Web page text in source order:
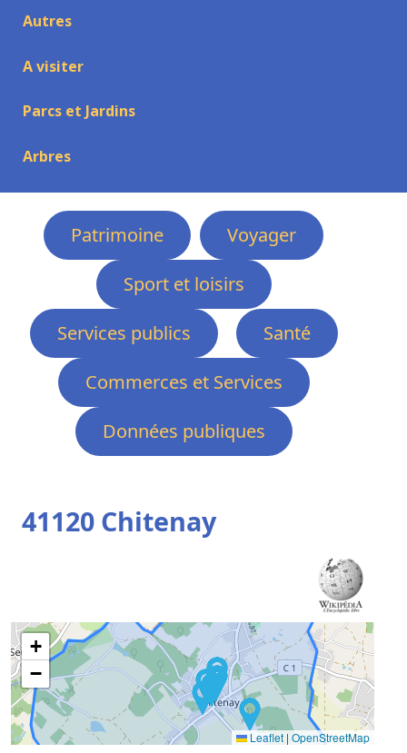
Autres
A visiter
Parcs et Jardins
Arbres
Patrimoine
Voyager
Sport et loisirs
Services publics
Santé
Commerces et Services
Données publiques
41120 Chitenay
+
−
Leaflet | OpenStreetMap